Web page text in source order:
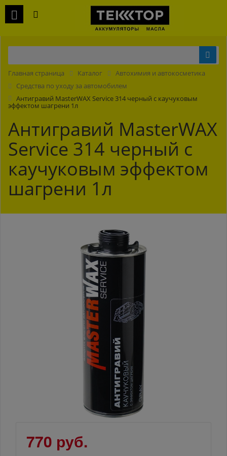
Главная страница Каталог
Автохимия и автокосметика
Средства по уходу за автомобилем
Антигравий MasterWAX Service 314 черный с каучуковым
эффектом шагрени 1л
Антигравий MasterWAX
Service 314 черный с
каучуковым эффектом
шагрени 1л
770 руб.